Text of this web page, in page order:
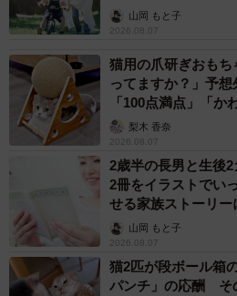
へんが…
山岡 もと子
2026.08.07
猫用の爪研ぎおも
ってますか？」予
「100点満点」「か
梨木 香奈
2026.08.07
2歳半の長男と生後
2冊をイラストでい
せる家族ストーリー
山岡 もと子
2026.08.07
猫2匹が段ボール箱
パンチ」の応酬 そ